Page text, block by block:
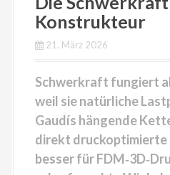
Konstrukteur
21. März 2026
Schwerkraft fungiert
weil sie natürliche
Gaudís hängende
direkt druckoptimierte
besser für